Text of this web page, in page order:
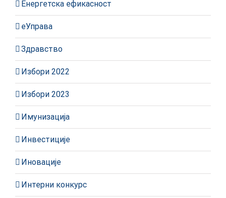
Енергетска ефикасност
еУправа
Здравство
Избори 2022
Избори 2023
Имунизација
Инвестиције
Иновације
Интерни конкурс